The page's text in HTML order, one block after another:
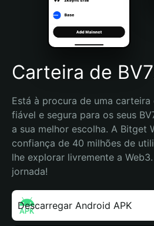
Português (Brasil)
Español (Argentina)
Carteira de
Está à procura de uma
fiável e segura para os seus
a sua melhor escolha. A Bitget
confiança de 40 milhões de
lhe explorar livremente a
jornada!
Descarregar Android APK